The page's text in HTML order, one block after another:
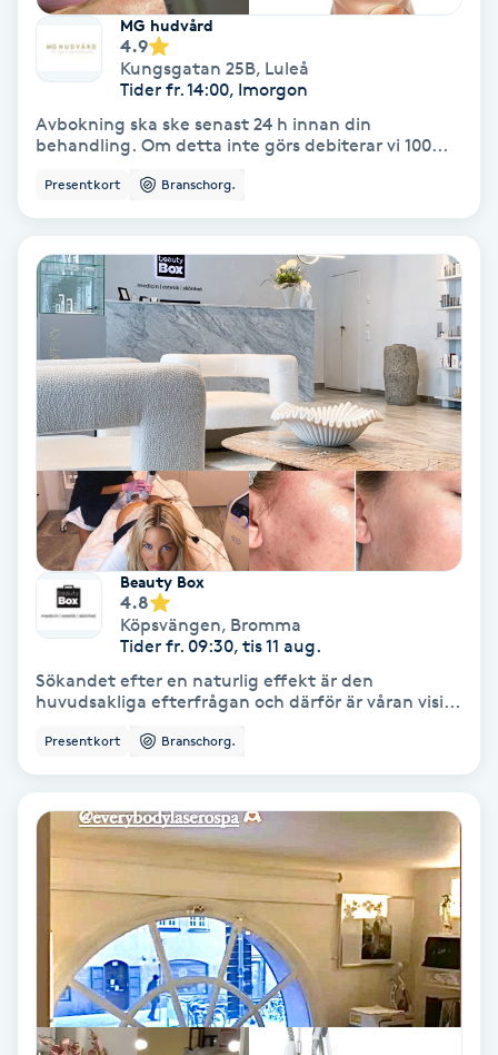
Hårvård
Hälsa
Hälsprickor
IPL hårborttagning
IR-massage
Japansk massage
Kinesiologi
Kinesisk medicin
Kiropraktik
Klangmassage
MG hudvård
4.9
Kungsgatan 25B, Luleå
Tider fr. 14:00, Imorgon
Avbokning ska ske senast 24 h innan din
behandling. Om detta inte görs debiterar vi 100...
Presentkort Branschorg.
Beauty Box
4.8
Köpsvängen, Bromma
Tider fr. 09:30, tis 11 aug.
Sökandet efter en naturlig effekt är den
huvudsakliga efterfrågan och därför är våran visi...
Presentkort Branschorg.